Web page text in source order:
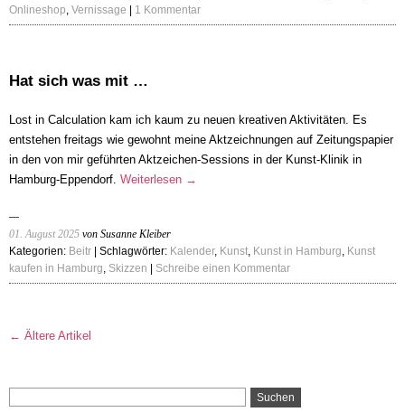
Onlineshop, Vernissage 1 Kommentar
Hat sich was mit …
Lost in Calculation kam ich kaum zu neuen kreativen Aktivitäten. Es
entstehen freitags wie gewohnt meine Aktzeichnungen auf Zeitungspapier
in den von mir geführten Aktzeichen-Sessions in der Kunst-Klinik in
Hamburg-Eppendorf. Weiterlesen →
01. August 2025 von Susanne Kleiber
Kategorien: Beitr | Schlagwörter: Kalender, Kunst, Kunst in Hamburg, Kunst
kaufen in Hamburg, Skizzen Schreibe einen Kommentar
← Ältere Artikel